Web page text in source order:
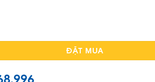
STANLEY STHT84396-8 (6-1/2in/165mm)
ĐẶT MUA